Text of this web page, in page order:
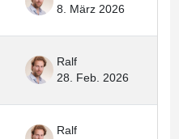
8. März 2026
Ralf
28. Feb. 2026
Ralf